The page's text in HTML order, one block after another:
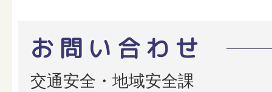
お問い合わせ
交通安全・地域安全課